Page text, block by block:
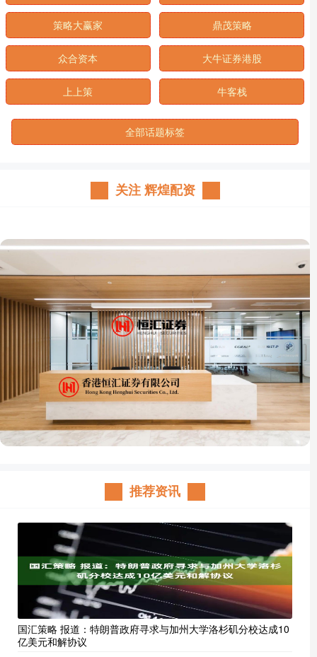
策略大赢家 鼎茂策略
众合资本 大牛证券港股
上上策 牛客栈
全部话题标签
关注 辉煌配资
推荐资讯
国汇策略 报道：特朗普政府寻求与加州大学洛杉矶分校达成10
亿美元和解协议